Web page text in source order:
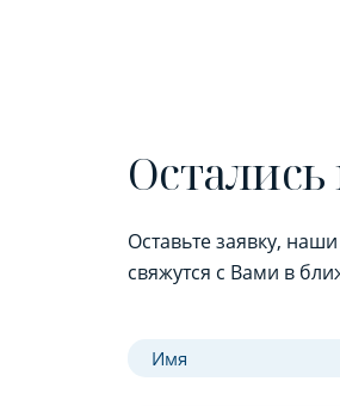
Оставьте заявку,
свяжутся с Вами в